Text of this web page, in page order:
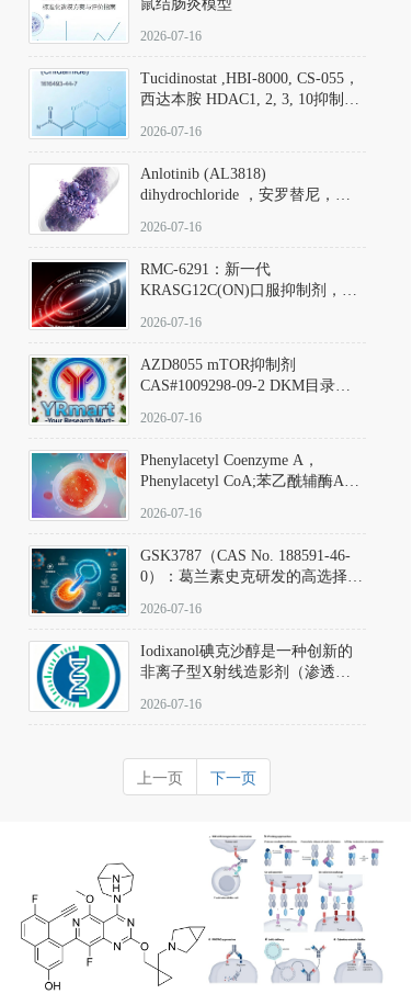
鼠结肠炎模型
2026-07-16
Tucidinostat ,HBI-8000, CS-055，
西达本胺 HDAC1, 2, 3, 10抑制剂
D808567) - DKM活性分子
2026-07-16
Anlotinib (AL3818)
dihydrochloride ，安罗替尼，
Hydrochloride实验方法步骤SOP
2026-07-16
RMC-6291：新一代
KRASG12C(ON)口服抑制剂，
(Elironrasib)CAS#2641998-63-0
2026-07-16
AZD8055 mTOR抑制剂
CAS#1009298-09-2 DKM目录号
激酶抑制剂的深度剖析
2026-07-16
Phenylacetyl Coenzyme A，
Phenylacetyl CoA;苯乙酰辅酶A
2026-07-16
GSK3787（CAS No. 188591-46-
0）：葛兰素史克研发的高选择
抗剂，被广泛视为研究PPARδ核
受体生理功能、信号通路验证及
靶点药理机制的金标准化学探
针。
2026-07-16
Iodixanol碘克沙醇是一种创新的
非离子型X射线造影剂（渗透压
在血管内给药时与血浆等渗的临
号为92339-11-2
2026-07-16
上一页 下一页